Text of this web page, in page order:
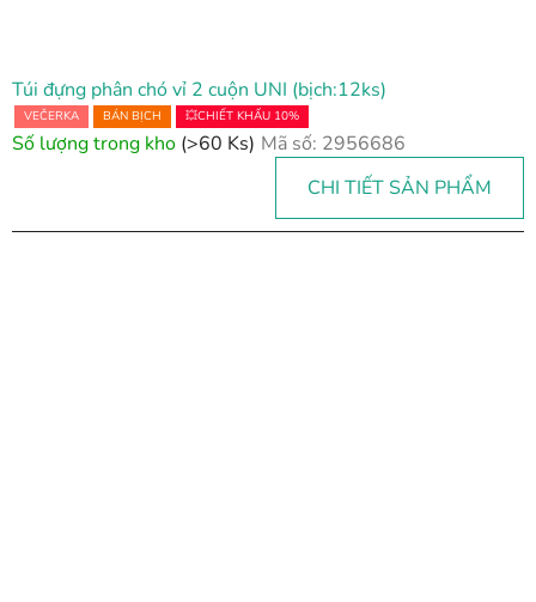
Túi đựng phân chó vỉ 2 cuộn UNI (bịch:12ks)
VEČERKA BÁN BỊCH 💥CHIẾT KHẤU 10%
Số lượng trong kho (>60 Ks) Mã số: 2956686
CHI TIẾT SẢN PHẨM